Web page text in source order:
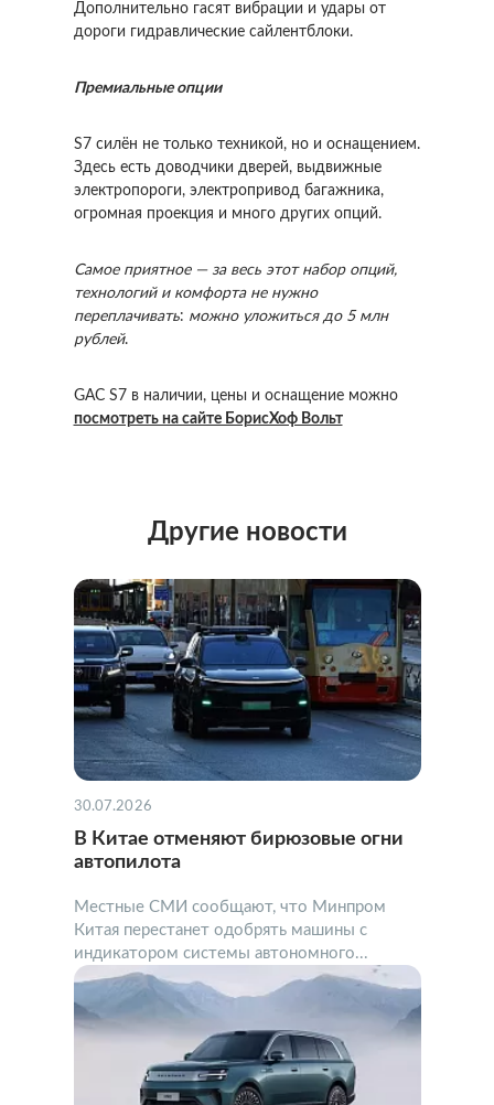
Дополнительно гасят вибрации и удары от
дороги гидравлические сайлентблоки.
Премиальные опции
S7 силён не только техникой, но и оснащением.
Здесь есть доводчики дверей, выдвижные
электропороги, электропривод багажника,
огромная проекция и много других опций.
Самое приятное — за весь этот набор опций,
технологий и комфорта не нужно
переплачивать: можно уложиться до 5 млн
рублей.
GAC S7 в наличии, цены и оснащение можно
посмотреть на сайте БорисХоф Вольт
Другие новости
30.07.2026
В Китае отменяют бирюзовые огни
автопилота
Местные СМИ сообщают, что Минпром
Китая перестанет одобрять машины с
индикатором системы автономного...